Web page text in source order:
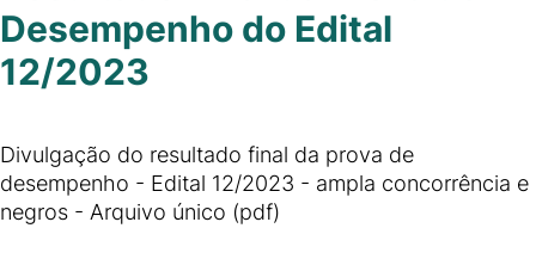
Desempenho do Edital
12/2023
Divulgação do resultado final da prova de
desempenho - Edital 12/2023 - ampla concorrência e
negros - Arquivo único (pdf)